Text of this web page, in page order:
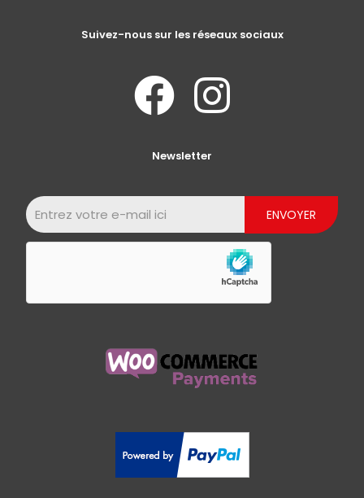
Suivez-nous sur les réseaux sociaux
Newsletter